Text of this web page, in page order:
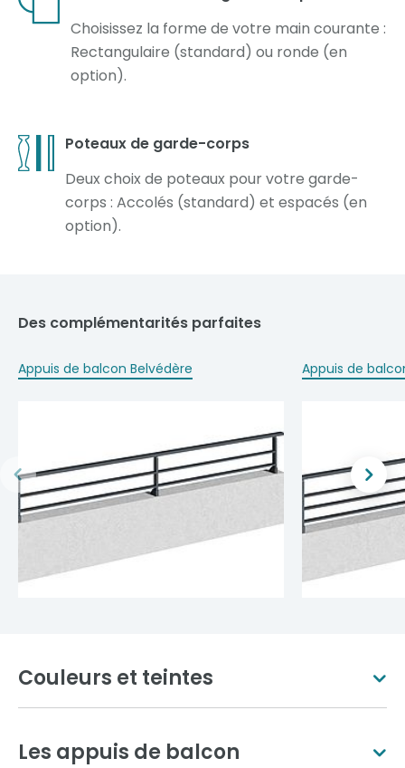
Choisissez la forme de votre main courante :
Rectangulaire (standard) ou ronde (en
option).
Poteaux de garde-corps
Deux choix de poteaux pour votre garde-
corps : Accolés (standard) et espacés (en
option).
Des complémentarités parfaites
Appuis de balcon Belvédère Appuis de
Couleurs et teintes
Les appuis de balcon